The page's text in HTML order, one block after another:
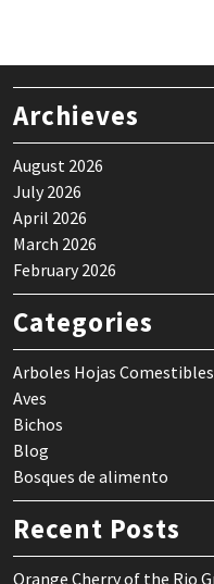
Archieves
August 2026
July 2026
April 2026
March 2026
February 2026
Categories
Arboles Hojas Comestibles
Aves
Bichos
Blog
Bosques de alimento
Recent Posts
Orange Cherry of the Rio